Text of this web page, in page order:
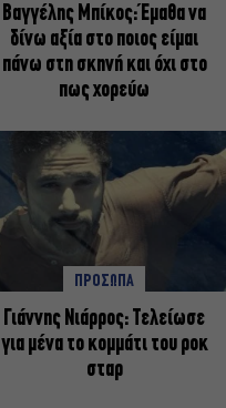
Βαγγέλης Μπίκος: Έμαθα να
δίνω αξία στο ποιος είμαι
πάνω στη σκηνή και όχι στο
πως χορεύω
ΠΡΟΣΩΠΑ
Γιάννης Νιάρρος: Τελείωσε
για μένα το κομμάτι του ροκ
σταρ